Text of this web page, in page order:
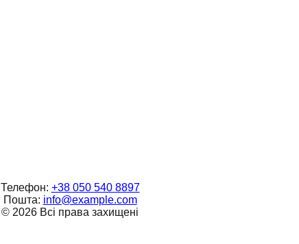
Телефон: +38 050 540 8897
Пошта: info@example.com
© 2026 Всі права захищені